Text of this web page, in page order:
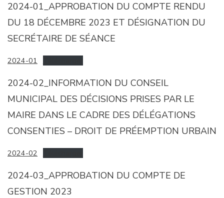
2024-01_APPROBATION DU COMPTE RENDU
DU 18 DÉCEMBRE 2023 ET DÉSIGNATION DU
SECRÉTAIRE DE SÉANCE
2024-01
2024-02_INFORMATION DU CONSEIL
MUNICIPAL DES DÉCISIONS PRISES PAR LE
MAIRE DANS LE CADRE DES DÉLÉGATIONS
CONSENTIES – DROIT DE PRÉEMPTION URBAIN
2024-02
2024-03_APPROBATION DU COMPTE DE
GESTION 2023